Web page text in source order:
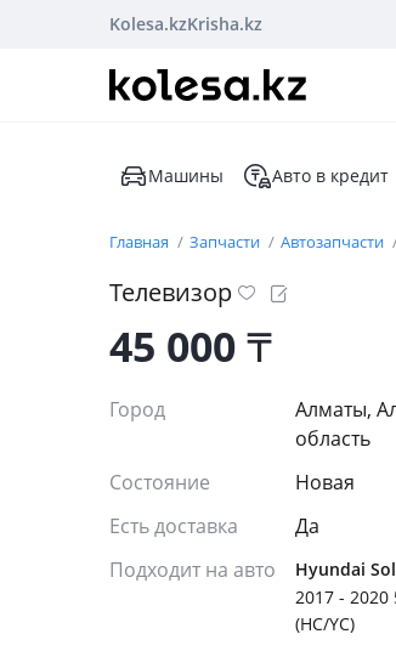
Kolesa.kzKrisha.kz
Машины Авто в кредит
Главная Запчасти Автозапчасти
Телевизор
45 000₸
Город
Алматы,
область
Состояние
Новая
Есть доставка
Да
Подходит на авто
Hyundai
2017 - 2020
(HC/YC)